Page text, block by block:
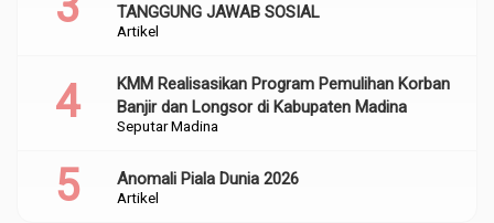
Artikel
TANGGUNG JAWAB SOSIAL
Seputar Madina
KMM Realisasikan Program Pemulihan Korban
Banjir dan Longsor di Kabupaten Madina
Artikel
Anomali Piala Dunia 2026